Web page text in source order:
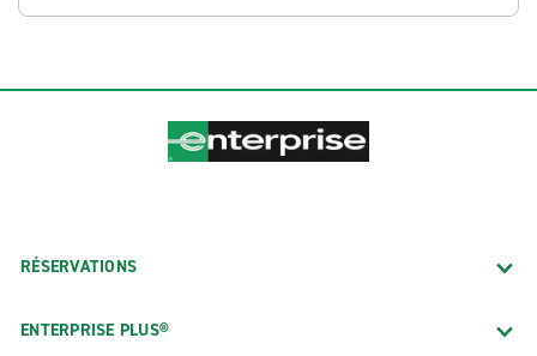
RÉSERVATIONS
ENTERPRISE PLUS®